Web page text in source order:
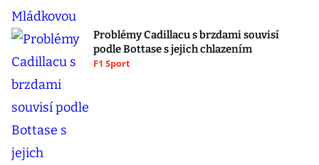
Problémy Cadillacu s brzdami souvisí
podle Bottase s jejich chlazením
F1 Sport